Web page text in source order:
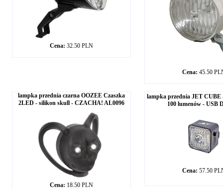
Cena: 32.50 PLN
Cena: 45.50
lampka przednia czarna OOZEE Czaszka
2LED - silikon skull - CZACHA! AL0096
Cena: 18.50 PLN
lampka przednia JET CUBE
100 lumenów - USB
Cena: 57.50